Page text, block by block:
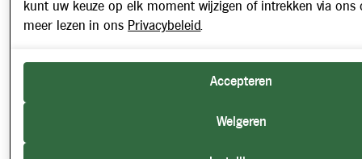
kunt uw keuze op elk moment wijzigen of intrekken via ons
meer lezen in ons Privacybeleid.
Accepteren
Weigeren